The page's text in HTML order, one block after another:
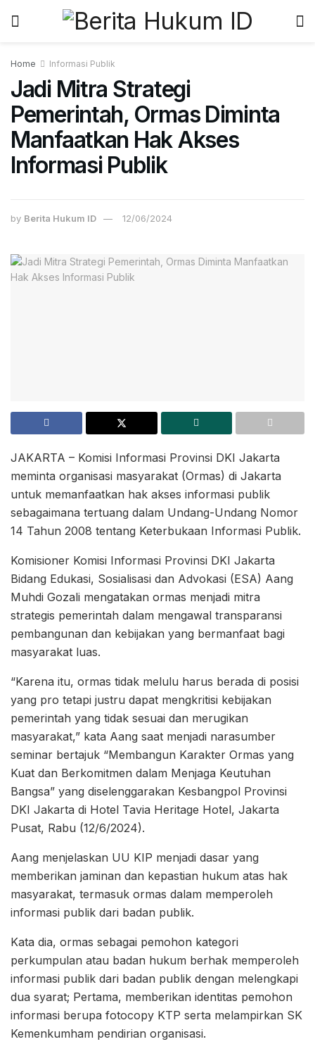
Home Informasi Publik
Jadi Mitra Strategi
Pemerintah, Ormas Diminta
Manfaatkan Hak Akses
Informasi Publik
by Berita Hukum ID 12/06/2024
JAKARTA – Komisi Informasi Provinsi DKI Jakarta
meminta organisasi masyarakat (Ormas) di Jakarta
untuk memanfaatkan hak akses informasi publik
sebagaimana tertuang dalam Undang-Undang Nomor
14 Tahun 2008 tentang Keterbukaan Informasi Publik.
Komisioner Komisi Informasi Provinsi DKI Jakarta
Bidang Edukasi, Sosialisasi dan Advokasi (ESA) Aang
Muhdi Gozali mengatakan ormas menjadi mitra
strategis pemerintah dalam mengawal transparansi
pembangunan dan kebijakan yang bermanfaat bagi
masyarakat luas.
“Karena itu, ormas tidak melulu harus berada di posisi
yang pro tetapi justru dapat mengkritisi kebijakan
pemerintah yang tidak sesuai dan merugikan
masyarakat,” kata Aang saat menjadi narasumber
seminar bertajuk “Membangun Karakter Ormas yang
Kuat dan Berkomitmen dalam Menjaga Keutuhan
Bangsa” yang diselenggarakan Kesbangpol Provinsi
DKI Jakarta di Hotel Tavia Heritage Hotel, Jakarta
Pusat, Rabu (12/6/2024).
Aang menjelaskan UU KIP menjadi dasar yang
memberikan jaminan dan kepastian hukum atas hak
masyarakat, termasuk ormas dalam memperoleh
informasi publik dari badan publik.
Kata dia, ormas sebagai pemohon kategori
perkumpulan atau badan hukum berhak memperoleh
informasi publik dari badan publik dengan melengkapi
dua syarat; Pertama, memberikan identitas pemohon
informasi berupa fotocopy KTP serta melampirkan SK
Kemenkumham pendirian organisasi.